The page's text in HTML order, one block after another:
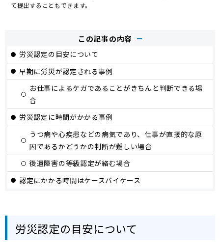
て提出することもできます。
この記事の内容
労災認定の目安について
早期に労災が認定される事例
お仕事によるケガであることがきちんと判断できる場
合
労災認定に時間がかかる事例
うつ病や心疾患などの病気であり、仕事が直接的な原
因であるかどうかの判断が難しい場合
後遺障害の等級認定が絡む場合
認定にかかる時間はケースバイケース
労災認定の目安について